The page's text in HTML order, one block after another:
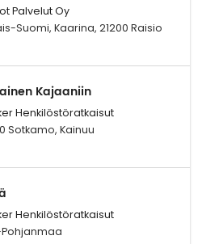
Palvelut Oy
Suomi, Kaarina, 21200 Raisio
Kajaaniin
Henkilöstöratkaisut
Sotkamo, Kainuu
Henkilöstöratkaisut